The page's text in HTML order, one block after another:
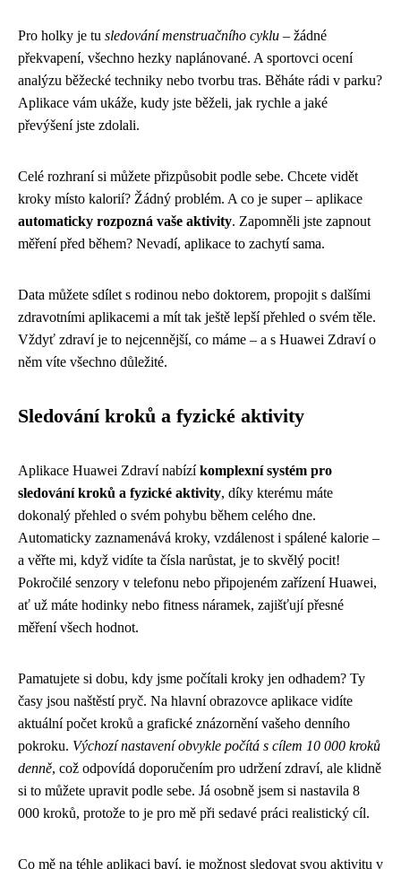
Pro holky je tu sledování menstruačního cyklu – žádné
překvapení, všechno hezky naplánované. A sportovci ocení
analýzu běžecké techniky nebo tvorbu tras. Běháte rádi v parku?
Aplikace vám ukáže, kudy jste běželi, jak rychle a jaké
převýšení jste zdolali.
Celé rozhraní si můžete přizpůsobit podle sebe. Chcete vidět
kroky místo kalorií? Žádný problém. A co je super – aplikace
automaticky rozpozná vaše aktivity. Zapomněli jste zapnout
měření před během? Nevadí, aplikace to zachytí sama.
Data můžete sdílet s rodinou nebo doktorem, propojit s dalšími
zdravotními aplikacemi a mít tak ještě lepší přehled o svém těle.
Vždyť zdraví je to nejcennější, co máme – a s Huawei Zdraví o
něm víte všechno důležité.
Sledování kroků a fyzické aktivity
Aplikace Huawei Zdraví nabízíkomplexní systém pro
sledování kroků a fyzické aktivity, díky kterému máte
dokonalý přehled o svém pohybu během celého dne.
Automaticky zaznamenává kroky, vzdálenost i spálené kalorie –
a věřte mi, když vidíte ta čísla narůstat, je to skvělý pocit!
Pokročilé senzory v telefonu nebo připojeném zařízení Huawei,
ať už máte hodinky nebo fitness náramek, zajišťují přesné
měření všech hodnot.
Pamatujete si dobu, kdy jsme počítali kroky jen odhadem? Ty
časy jsou naštěstí pryč. Na hlavní obrazovce aplikace vidíte
aktuální počet kroků a grafické znázornění vašeho denního
pokroku. Výchozí nastavení obvykle počítá s cílem 10 000 kroků
denně, což odpovídá doporučením pro udržení zdraví, ale klidně
si to můžete upravit podle sebe. Já osobně jsem si nastavila 8
000 kroků, protože to je pro mě při sedavé práci realistický cíl.
Co mě na téhle aplikaci baví, je možnost sledovat svou aktivitu v